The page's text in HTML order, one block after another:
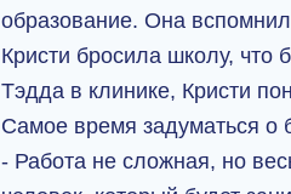
образование. Она
Кристи бросила школу, что
Тэдда в клинике, Кристи
Самое время задуматься о
- Работа не сложная, но